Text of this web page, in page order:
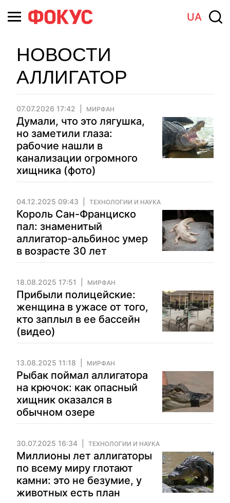
UA
НОВОСТИ
АЛЛИГАТОР
07.07.2026 17:42 МИРФАН
Думали, что это лягушка,
но заметили глаза:
рабочие нашли в
канализации огромного
хищника (фото)
04.12.2025 09:43 ТЕХНОЛОГИИ И НАУКА
Король Сан-Франциско
пал: знаменитый
аллигатор-альбинос умер
в возрасте 30 лет
18.08.2025 17:51 МИРФАН
Прибыли полицейские:
женщина в ужасе от того,
кто заплыл в ее бассейн
(видео)
13.08.2025 11:18 МИРФАН
Рыбак поймал аллигатора
на крючок: как опасный
хищник оказался в
обычном озере
30.07.2025 16:34 ТЕХНОЛОГИИ И НАУКА
Миллионы лет аллигаторы
по всему миру глотают
камни: это не безумие, у
животных есть план